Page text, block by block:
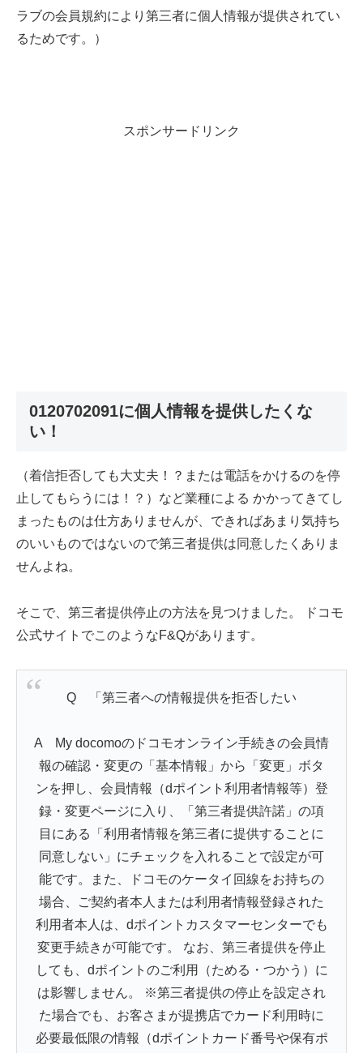
ラブの会員規約により第三者に個人情報が提供されてい
るためです。）
スポンサードリンク
0120702091に個人情報を提供したくな
い！
（着信拒否しても大丈夫！？または電話をかけるのを停
止してもらうには！？）など業種による かかってきてし
まったものは仕方ありませんが、できればあまり気持ち
のいいものではないので第三者提供は同意したくありま
せんよね。
そこで、第三者提供停止の方法を見つけました。 ドコモ
公式サイトでこのようなF&Qがあります。
Q 「第三者への情報提供を拒否したい
A My docomoのドコモオンライン手続きの会員情
報の確認・変更の「基本情報」から「変更」ボタ
ンを押し、会員情報（dポイント利用者情報等）登
録・変更ページに入り、「第三者提供許諾」の項
目にある「利用者情報を第三者に提供することに
同意しない」にチェックを入れることで設定が可
能です。また、ドコモのケータイ回線をお持ちの
場合、ご契約者本人または利用者情報登録された
利用者本人は、dポイントカスタマーセンターでも
変更手続きが可能です。 なお、第三者提供を停止
しても、dポイントのご利用（ためる・つかう）に
は影響しません。 ※第三者提供の停止を設定され
た場合でも、お客さまが提携店でカード利用時に
必要最低限の情報（dポイントカード番号や保有ポ